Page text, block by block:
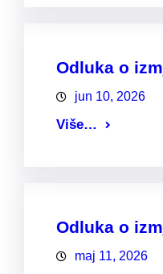
Odluka o
jun 10, 2026
Više…
Odluka o
maj 11, 2026